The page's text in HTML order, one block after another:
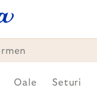
Oale Seturi